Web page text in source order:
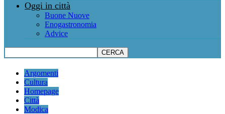
Oggi in città
Buone Nuove
Enogastronomia
Advice
Argomenti
Cultura
Homepage
Città
Modica